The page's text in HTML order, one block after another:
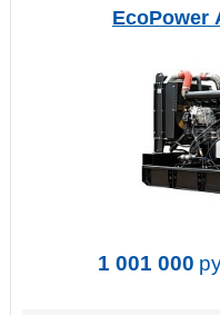
EcoPower
1 001 000